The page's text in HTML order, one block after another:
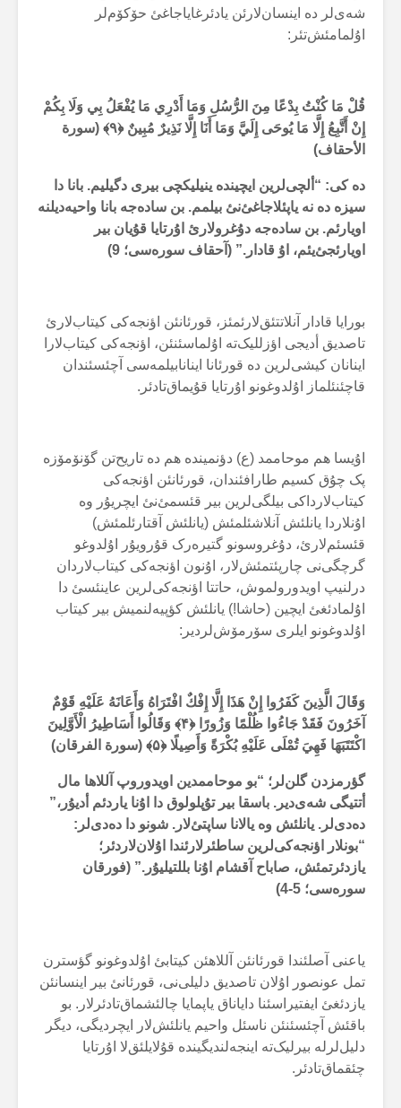
شەی‌لر دە اینسان‌لارئن یادئرغایاجاغئ حۆکۆم‌لر
اۇلمامئش‌تئر:
قُلْ مَا كُنْتُ بِدْعًا مِنَ الرُّسُلِ وَمَا أَدْرِي مَا يُفْعَلُ بِي وَلَا بِكُمْ
إِنْ أَتَّبِعُ إِلَّا مَا يُوحَى إِلَيَّ وَمَا أَنَا إِلَّا نَذِيرٌ مُبِينٌ ﴿۹﴾ (سورة
الأحقاف)
دە کی: “ألچی‌لرین ایچیندە ینیلیکچی بیری دگیلیم. بانا دا
سیزە دە نە یاپئلاجاغئ‌نئ بیلمم. بن سادەجە بانا واحیەدیلنە
اویارئم. بن سادەجە دۇغرولارئ اۇرتایا قۇیان بیر
اویارئجئ‌یئم، اۇ قادار.” (آحقاف سورەسی؛ 9
)
بورایا قادار آنلاتتئق‌لارئمئز، قورئانئن اؤنجەکی کیتاب‌لارئ
تاصدیق أدیجی اؤزللیک‌تە اۇلماسئنئن، اؤنجەکی کیتاب‌لارا
اینانان کیشی‌لرین دە قورئانا اینانابیلمەسی آچئسئندان
قاچئنئلماز اۇلدوغونو اۇرتایا قۇیماق‌تادئر.
اۇیسا هم موحاممد (ع) دؤنمیندە هم دە تاریح‌تن گۆنۆمۆزە
پک چۇق کسیم طارافئندان، قورئانئن اؤنجەکی
کیتاب‌لارداکی بیلگی‌لرین بیر قئسمئ‌نئ ایچریۇر وە
اۇنلاردا یانلئش آنلاشئلمئش (یانلئش آقتارئلمئش)
قئسئم‌لارئ، دۇغروسونو گتیرەرک قۇرویۇر اۇلدوغو
گرچگی‌نی چارپئتمئش‌لار، اۇنون اؤنجەکی کیتاب‌لاردان
درلنیپ اویدورولموش، حاتتا اؤنجەکی‌لرین عاینئسئ دا
اۇلمادئغئ ایچین (حاشا!) یانلئش کؤپیەلنمیش بیر کیتاب
اۇلدوغونو ایلری سۆرمۆش‌لردیر:
وَقَالَ الَّذِينَ كَفَرُوا إِنْ هَذَا إِلَّا إِفْكٌ افْتَرَاهُ وَأَعَانَهُ عَلَيْهِ قَوْمٌ
آخَرُونَ فَقَدْ جَاءُوا ظُلْمًا وَزُورًا ﴿۴﴾ وَقَالُوا أَسَاطِيرُ الْأَوَّلِينَ
اكْتَتَبَهَا فَهِيَ تُمْلَى عَلَيْهِ بُكْرَةً وَأَصِيلًا ﴿۵﴾ (سورة الفرقان)
گؤرمزدن گلن‌لر؛ “بو موحاممدین اویدوروپ آللاها مال
أتتیگی شەی‌دیر. باسقا بیر تۇپلولوق دا اۇنا یاردئم أدیۇر،”
دەدی‌لر. یانلئش وە یالانا ساپتئ‌لار. شونو دا دەدی‌لر:
“بونلار اؤنجەکی‌لرین ساطئرلارئندا اۇلان‌لاردئر؛
یازدئرتمئش، صاباح آقشام اۇنا بللتیلیۇر.” (فورقان
سورەسی؛ 5-4
)
یاعنی آصلئندا قورئانئن آللاهئن کیتابئ اۇلدوغونو گؤسترن
تمل عونصور اۇلان تاصدیق دلیلی‌نی، قورئانئ بیر اینسانئن
یازدئغئ ایفتیراسئنا دایاناق یاپمایا چالئشماق‌تادئرلار. بو
باقئش آچئسئنئن ناسئل واحیم یانلئش‌لار ایچردیگی، دیگر
دلیل‌لرلە بیرلیک‌تە اینجەلندیگیندە قۇلایلئق‌لا اۇرتایا
چئقماق‌تادئر.